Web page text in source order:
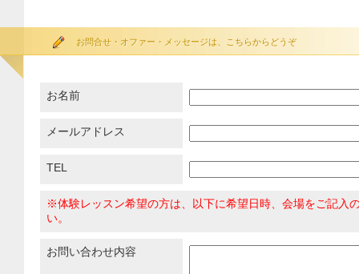
お問合せ・オファー・メッセージは、こちらからどうぞ
お名前
メールアドレス
TEL
※体験レッスン希望の方は、以下に希望日時、会場をご記入
い。
お問い合わせ内容